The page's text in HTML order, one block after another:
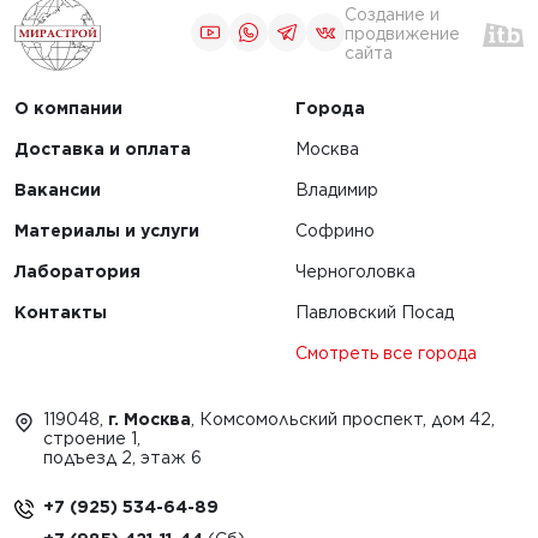
и их
туннелей и
Создание и
продвижение
сайта
О компании
Доставка и оплата
Вакансии
Материалы и услуги
Лаборатория
Контакты
Города
Москва
Владимир
Софрино
Черноголовка
Павловский Посад
Смотреть все города
119048, г. Москва , Комсомольский проспект, дом 42,
строение 1,
подъезд 2, этаж 6
+7 (925) 534-64-89